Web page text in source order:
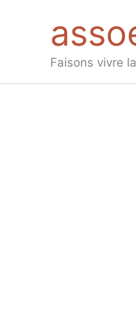
Faisons vivre